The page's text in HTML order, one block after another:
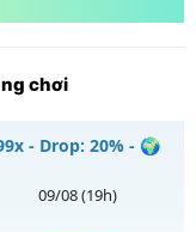
chơi
- Drop: 20% - 🌍
09/08(19h)